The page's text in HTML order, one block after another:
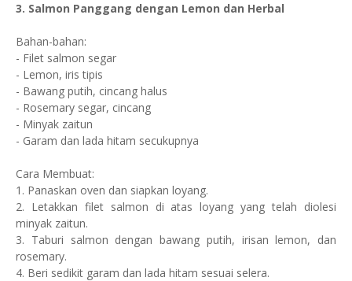
3. Salmon Panggang dengan Lemon dan Herbal
Bahan-bahan:
- Filet salmon segar
- Lemon, iris tipis
- Bawang putih, cincang halus
- Rosemary segar, cincang
- Minyak zaitun
- Garam dan lada hitam secukupnya
Cara Membuat:
1. Panaskan oven dan siapkan loyang.
2. Letakkan filet salmon di atas loyang yang telah diolesi
minyak zaitun.
3. Taburi salmon dengan bawang putih, irisan lemon, dan
rosemary.
4. Beri sedikit garam dan lada hitam sesuai selera.